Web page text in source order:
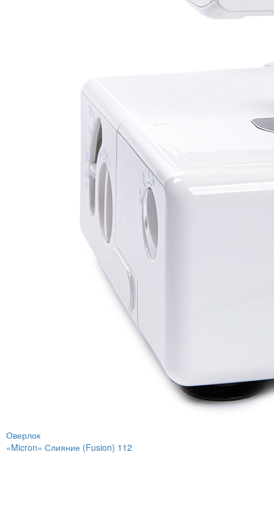
Оверлок
«Micron» Слияние (Fusion) 112